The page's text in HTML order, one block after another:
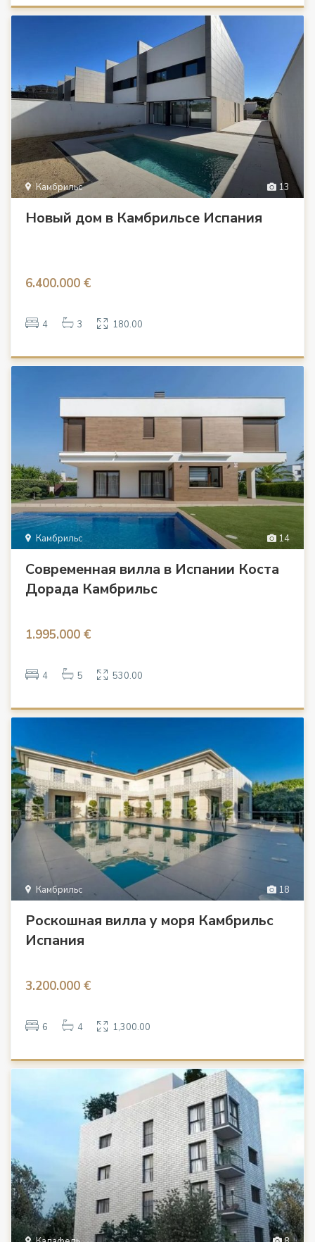
13
Камбрильс
Новый дом в Камбрильсе Испания
6.400.000 €
4 3 180.00
14
Камбрильс
Современная вилла в Испании Коста
Дорада Камбрильс
1.995.000 €
4 5 530.00
18
Камбрильс
Роскошная вилла у моря Камбрильс
Испания
3.200.000 €
6 4 1,300.00